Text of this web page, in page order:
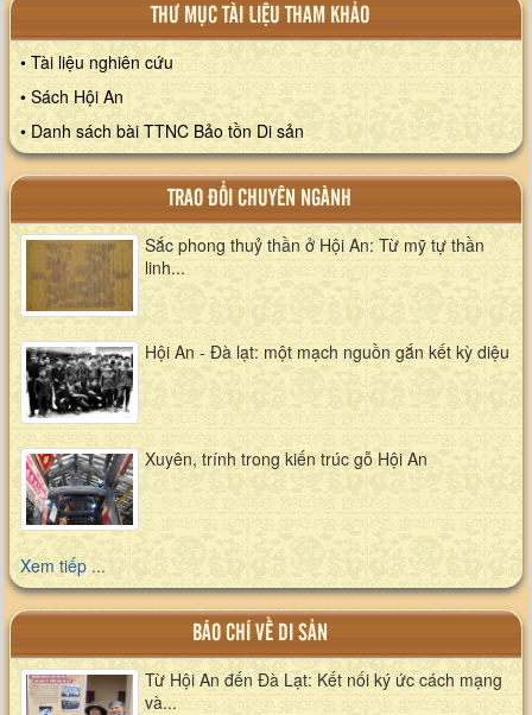
THƯ MỤC TÀI LIỆU THAM KHẢO
• Tài liệu nghiên cứu
• Sách Hội An
• Danh sách bài TTNC Bảo tồn Di sản
TRAO ĐỔI CHUYÊN NGÀNH
Sắc phong thuỷ thần ở Hội An: Từ mỹ tự thần
linh...
Hội An - Đà lạt: một mạch nguồn gắn kết kỳ diệu
Xuyên, trính trong kiến trúc gỗ Hội An
Xem tiếp ...
BÁO CHÍ VỀ DI SẢN
Từ Hội An đến Đà Lạt: Kết nối ký ức cách mạng
và...